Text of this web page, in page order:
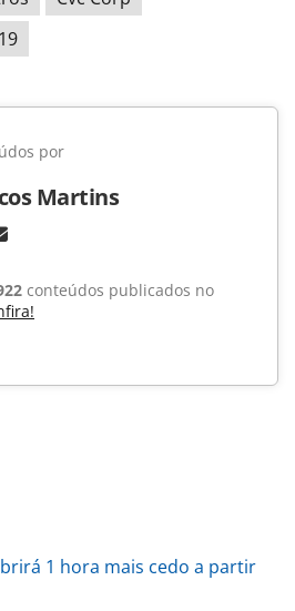
por
Martins
conteúdos publicados no
1 hora mais cedo a partir